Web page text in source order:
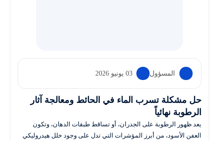
المسؤول 03 يونيو 2026
حل مشكلة تسرب الماء في الحائط ومعالجة آثار
الرطوبة نهائياً
يعد ظهور الرطوبة على الجدران، أو تساقط طبقات الدهان، وتكون
العفن الأسود، من أبرز المؤشرات التي تدل على وجود خلل هيدروليكي